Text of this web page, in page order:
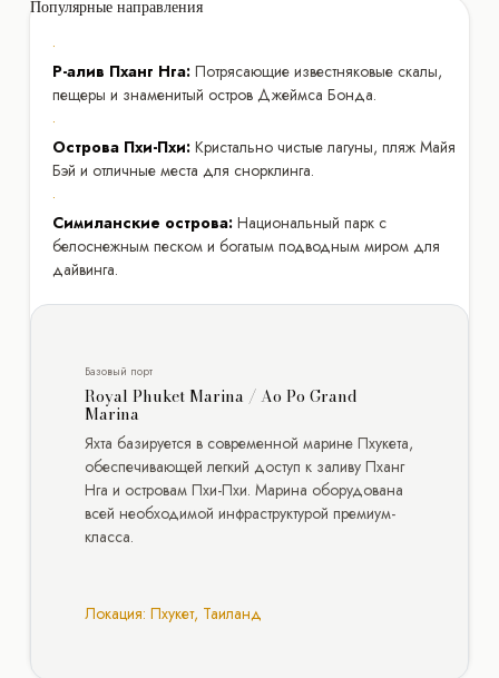
Популярные направления
•
Р-алив Пханг Нга: Потрясающие известняковые скалы,
пещеры и знаменитый остров Джеймса Бонда.
•
Острова Пхи-Пхи: Кристально чистые лагуны, пляж Майя
Бэй и отличные места для снорклинга.
•
Симиланские острова: Национальный парк с
белоснежным песком и богатым подводным миром для
дайвинга.
Базовый порт
Royal Phuket Marina / Ao Po Grand
Marina
Яхта базируется в современной марине Пхукета,
обеспечивающей легкий доступ к заливу Пханг
Нга и островам Пхи-Пхи. Марина оборудована
всей необходимой инфраструктурой премиум-
класса.
Локация: Пхукет, Таиланд